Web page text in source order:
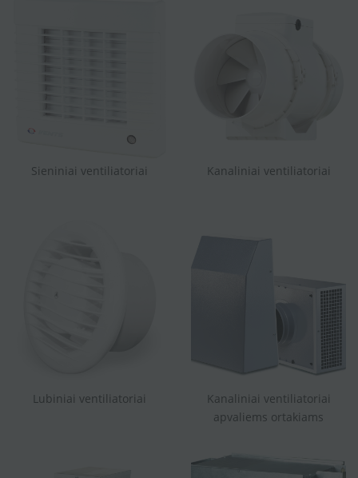
Sieniniai ventiliatoriai Kanaliniai ventiliatoriai
Lubiniai ventiliatoriai
Kanaliniai ventiliatoriai
apvaliems ortakiams